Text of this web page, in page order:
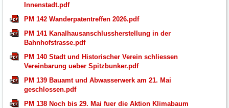
Innenstadt.pdf
PM 142 Wanderpatentreffen 2026.pdf
PM 141 Kanalhausanschlussherstellung in der
Bahnhofstrasse.pdf
PM 140 Stadt und Historischer Verein schliessen
Vereinbarung ueber Spitzbunker.pdf
PM 139 Bauamt und Abwasserwerk am 21. Mai
geschlossen.pdf
PM 138 Noch bis 29. Mai fuer die Aktion Klimabaum